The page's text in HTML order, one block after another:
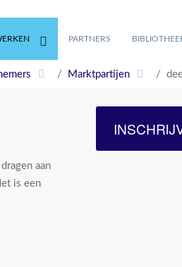
PARTNERS
Marktpartijen
aan
is een